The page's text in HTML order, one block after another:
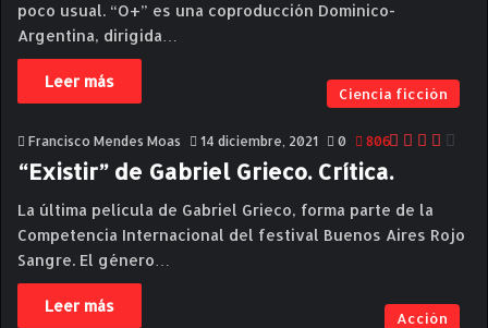
poco usual. “O+” es una coproducción Dominico-
Argentina, dirigida…
Leer más
Ciencia ficción
Francisco Mendes Moas 14 diciembre, 2021 0 806
“Existir” de Gabriel Grieco. Crítica.
La última película de Gabriel Grieco, forma parte de la
Competencia Internacional del festival Buenos Aires Rojo
Sangre. El género…
Leer más
Acción